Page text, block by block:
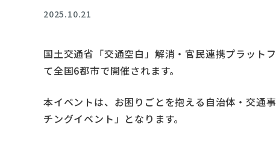
2025.10.21
国土交通省「交通空白」解消・官民連携プラット
て全国6都市で開催されます。
本イベントは、お困りごとを抱える自治体・交通
チングイベント」となります。